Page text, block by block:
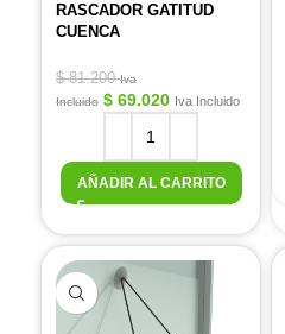
RASCADOR GATITUD
CUENCA
$81.200 Iva
Incluido $ 69.020 Iva Incluido
AÑADIR AL CARRITO